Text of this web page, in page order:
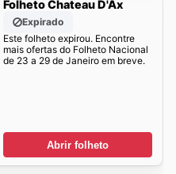
Folheto Chateau D'Ax
Expirado
Este folheto expirou. Encontre
mais ofertas do Folheto Nacional
de 23 a 29 de Janeiro em breve.
Abrir folheto